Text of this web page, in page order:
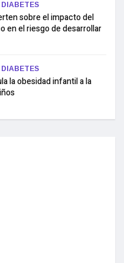
sobre el impacto del
en el riesgo de desarrollar
la obesidad infantil a la